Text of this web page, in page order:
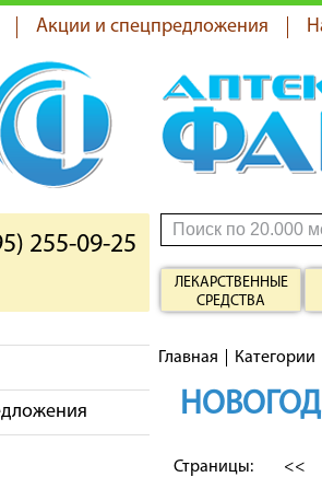
Акции и спецпредложения
255-09-25
ЛЕКАРСТВЕННЫЕ
СРЕДСТВА
Главная Категории
Страницы: <<